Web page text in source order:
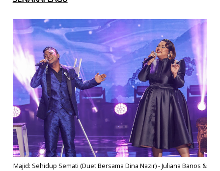
Majid: Sehidup Semati (Duet Bersama Dina Nazir) - Juliana Banos &